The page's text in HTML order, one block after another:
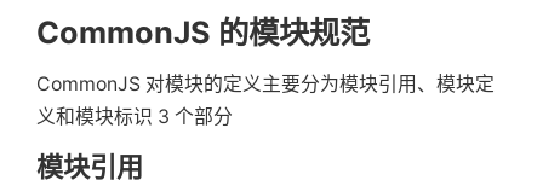
CommonJS 的模块规范
CommonJS 对模块的定义主要分为模块引用、模块定
义和模块标识 3 个部分
模块引用